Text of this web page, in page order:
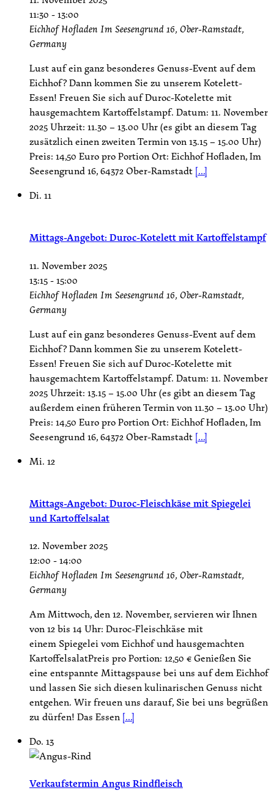
11:30 -13:00
Eichhof Hofladen Im Seesengrund 16, Ober-Ramstadt,
Germany
Lust auf ein ganz besonderes Genuss-Event auf dem
Eichhof? Dann kommen Sie zu unserem Kotelett-
Essen! Freuen Sie sich auf Duroc-Kotelette mit
hausgemachtem Kartoffelstampf. Datum: 11. November
2025 Uhrzeit: 11.30 – 13.00 Uhr (es gibt an diesem Tag
zusätzlich einen zweiten Termin von 13.15 – 15.00 Uhr)
Preis: 14,50 Euro pro Portion Ort: Eichhof Hofladen, Im
Seesengrund 16, 64372 Ober-Ramstadt [...]
Di. 11
Mittags-Angebot: Duroc-Kotelett mit Kartoffelstampf
11. November 2025
13:15-15:00
Eichhof Hofladen Im Seesengrund 16, Ober-Ramstadt,
Germany
Lust auf ein ganz besonderes Genuss-Event auf dem
Eichhof? Dann kommen Sie zu unserem Kotelett-
Essen! Freuen Sie sich auf Duroc-Kotelette mit
hausgemachtem Kartoffelstampf. Datum: 11. November
2025 Uhrzeit: 13.15 – 15.00 Uhr (es gibt an diesem Tag
außerdem einen früheren Termin von 11.30 – 13.00 Uhr)
Preis: 14,50 Euro pro Portion Ort: Eichhof Hofladen, Im
Seesengrund 16, 64372 Ober-Ramstadt [...]
Mi. 12
Mittags-Angebot: Duroc-Fleischkäse mit Spiegelei
und Kartoffelsalat
12. November 2025
12:00 -14:00
Eichhof Hofladen Im Seesengrund 16, Ober-Ramstadt,
Germany
Am Mittwoch, den 12. November, servieren wir Ihnen
von 12 bis 14 Uhr: Duroc-Fleischkäse mit
einem Spiegelei vom Eichhof und hausgemachten
KartoffelsalatPreis pro Portion: 12,50 € Genießen Sie
eine entspannte Mittagspause bei uns auf dem Eichhof
und lassen Sie sich diesen kulinarischen Genuss nicht
entgehen. Wir freuen uns darauf, Sie bei uns begrüßen
zu dürfen! Das Essen[...]
Do. 13
Verkaufstermin Angus Rindfleisch